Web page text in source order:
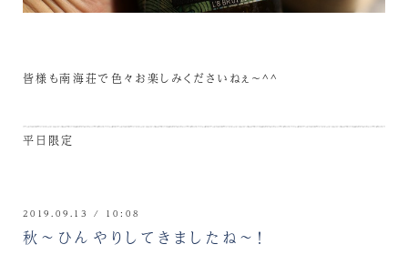
皆様も南海荘で色々お楽しみくださいねぇ～^^
平日限定
2019.09.13 / 10:08
秋～ひんやりしてきましたね～！